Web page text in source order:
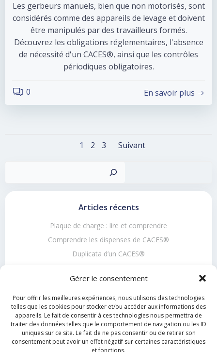
Gérer le consentement
Pour offrir les meilleures expériences, nous utilisons des technologies
telles que les cookies pour stocker et/ou accéder aux informations des
appareils. Le fait de consentir à ces technologies nous permettra de
traiter des données telles que le comportement de navigation ou les ID
uniques sur ce site. Le fait de ne pas consentir ou de retirer son
consentement peut avoir un effet négatif sur certaines caractéristiques
et fonctions.
Les gerbeurs manuels, bien que non motorisés, sont
considérés comme des appareils de levage et doivent
être manipulés par des travailleurs formés.
Découvrez les obligations réglementaires, l'absence
de nécessité d'un CACES®, ainsi que les contrôles
périodiques obligatoires.
0 En savoir plus
Posts
navigation
Page
1 Page
2 Page
3
Posts
Suivant
Articles récents
Plaque de charge : lire et comprendre
Comprendre les dispenses de CACES®
Duplicata d’un CACES®
Comment devenir formateur CACES ?
Commentaires récents
Aucun commentaire à afficher.